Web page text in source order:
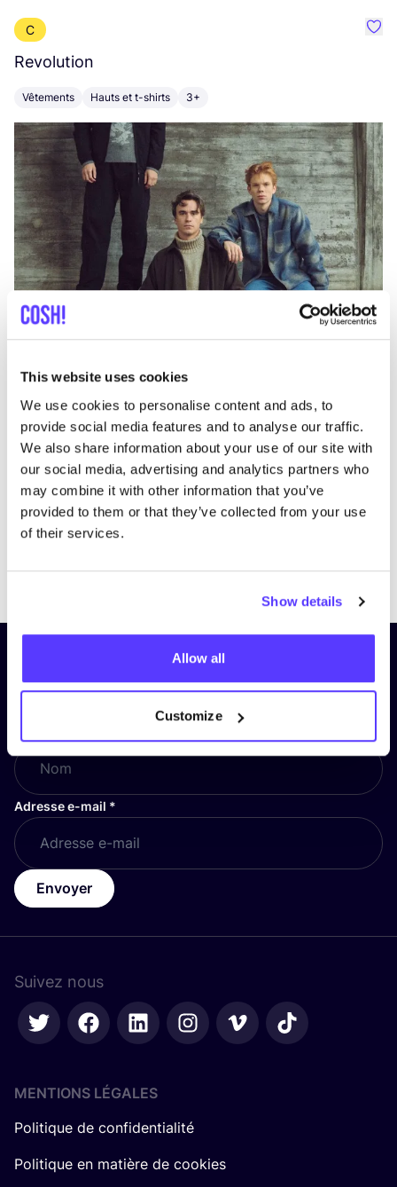
This website uses cookies
We use cookies to personalise content and ads, to
provide social media features and to analyse our traffic.
We also share information about your use of our site with
our social media, advertising and analytics partners who
may combine it with other information that you’ve
provided to them or that they’ve collected from your use
of their services.
Show details
Allow all
Customize
C
Revolution
Vêtements Hauts et t-shirts 3+
Inscrivez-vous à notre lettre
d’information et restez informé !
Adresse e-mail *
Envoyer
Suivez nous
MENTIONS LÉGALES
Politique de confidentialité
Politique en matière de cookies